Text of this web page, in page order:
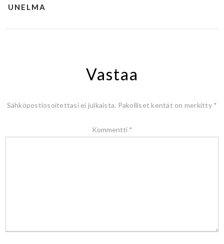
UNELMA
Vastaa
Sähköpostiosoitettasi ei julkaista. Pakolliset kentät on merkitty *
Kommentti *